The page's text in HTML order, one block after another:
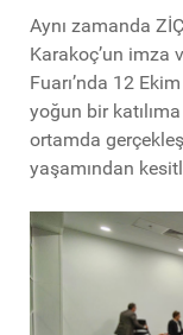
Aynı zamanda
Karakoç’un imza
Fuarı’nda 12
yoğun bir
ortamda
yaşamından